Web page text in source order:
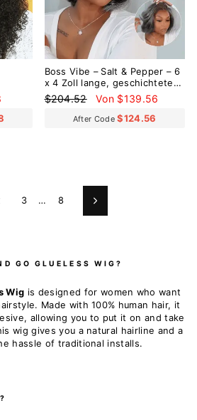
Afro
Boss Vibe – Salt & Pepper – 6
x 4 Zoll lange, geschichtete
Bob-Perücke mit Spitze, ohne
Kleber
Normaler
$204.52 Sonderpreis
Von $139.56
After Code$124.56
3 … 8 Vorwärts
GO GLUELESS WIG?
Wig is designed for women who want
Made with 100% human hair, it
allowing you to put it on and take
wig gives you a natural hairline and a
hassle of traditional installs.